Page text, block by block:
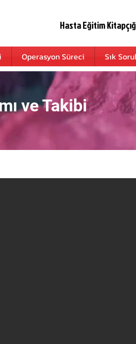
Hasta Eğitim
Operasyon Süreci Sık
ve Takibi